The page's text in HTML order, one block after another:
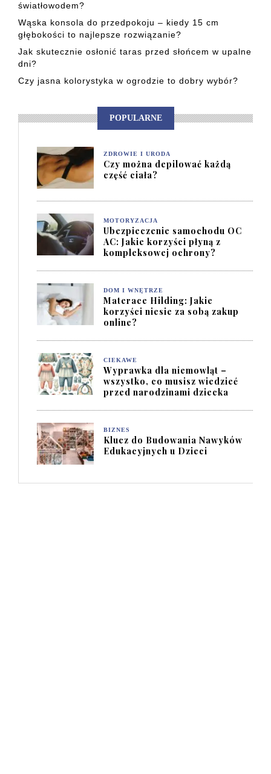
światłowodem?
Wąska konsola do przedpokoju – kiedy 15 cm
głębokości to najlepsze rozwiązanie?
Jak skutecznie osłonić taras przed słońcem w upalne
dni?
Czy jasna kolorystyka w ogrodzie to dobry wybór?
POPULARNE
ZDROWIE I URODA
Czy można depilować każdą
część ciała?
MOTORYZACJA
Ubezpieczenie samochodu OC
AC: Jakie korzyści płyną z
kompleksowej ochrony?
DOM I WNĘTRZE
Materace Hilding: Jakie
korzyści niesie za sobą zakup
online?
CIEKAWE
Wyprawka dla niemowląt –
wszystko, co musisz wiedzieć
przed narodzinami dziecka
BIZNES
Klucz do Budowania Nawyków
Edukacyjnych u Dzieci